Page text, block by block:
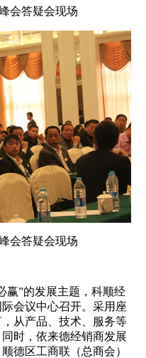
会答疑会现场
会答疑会现场
”的发展主题，科顺经
会议中心召开。采用座
从产品、技术、服务等
时，依来德经销商发展
德区工商联（总商会）